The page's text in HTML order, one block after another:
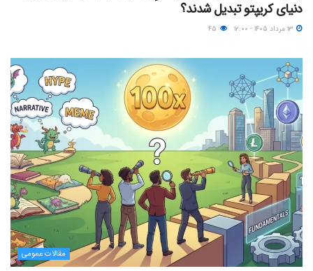
دنیای کریپتو تبدیل شدند؟
مقالات عمومی